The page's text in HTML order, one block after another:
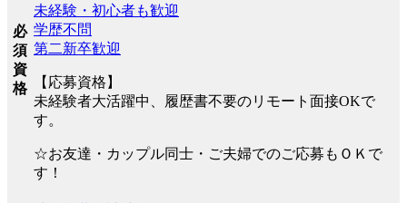
必
須
資
格
未経験・初心者も歓迎
学歴不問
第二新卒歓迎
【応募資格】
未経験者大活躍中、履歴書不要のリモート面接OKで
す。
☆お友達・カップル同士・ご夫婦でのご応募もＯＫで
す！